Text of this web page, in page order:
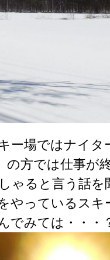
ー場ではナイタ
の方では仕事が
ゃると言う話
やっているス
でみては・・・